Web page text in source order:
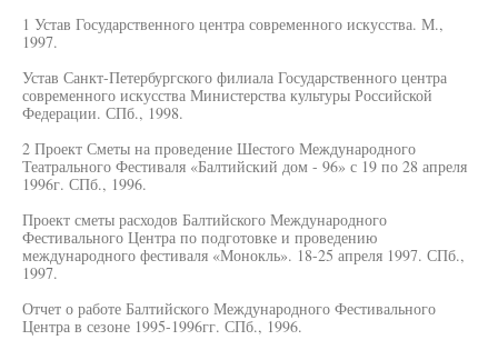
1 Устав Государственного центра современного искусства. М.,
1997.
Устав Санкт-Петербургского филиала Государственного центра
современного искусства Министерства культуры Российской
Федерации. СПб., 1998.
2 Проект Сметы на проведение Шестого Международного
Театрального Фестиваля «Балтийский дом - 96» с 19 по 28 апреля
1996г. СПб., 1996.
Проект сметы расходов Балтийского Международного
Фестивального Центра по подготовке и проведению
международного фестиваля «Монокль». 18-25 апреля 1997. СПб.,
1997.
Отчет о работе Балтийского Международного Фестивального
Центра в сезоне 1995-1996гг. СПб., 1996.